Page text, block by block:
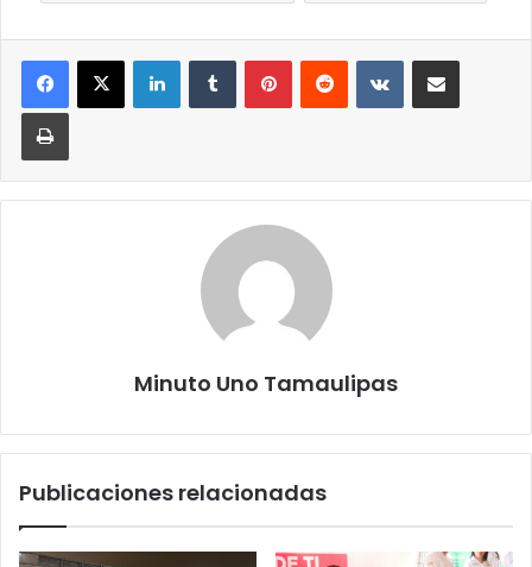
LinkedInTumblrPinterestReddit VKontakteCompartir por correo
Imprimir
Minuto Uno Tamaulipas
Publicaciones relacionadas